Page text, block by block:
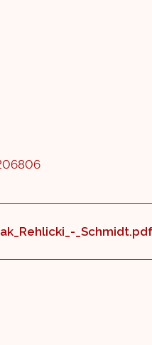
_Schmidt.pdf